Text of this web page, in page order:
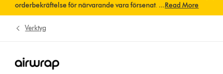
orderbekräftelse för närvarande vara försenat. Vi arbetar
redan på en snabb lösning.Du behöver inte göra någonting.
Din orderbekräftelse kommer snart att skickas till dig
...Read More
Verktyg